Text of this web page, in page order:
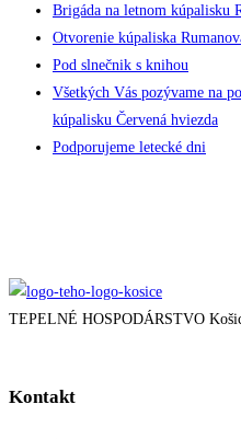
Brigáda na letnom kúpalisku
Otvorenie kúpaliska
Pod slnečnik s knihou
Všetkých Vás pozývame na
kúpalisku Červená hviezda
Podporujeme letecké dni
TEPELNÉ HOSPODÁRSTVO
Kontakt